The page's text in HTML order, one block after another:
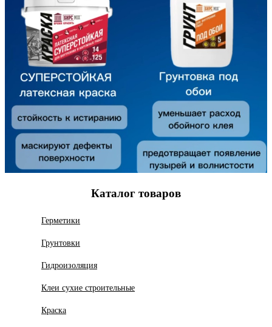
Каталог товаров
Герметики
Грунтовки
Гидроизоляция
Клеи сухие строительные
Краска